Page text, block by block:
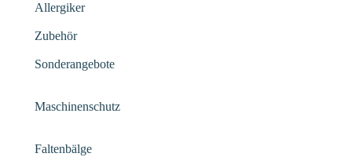
Allergiker
Zubehör
Sonderangebote
Maschinenschutz
Faltenbälge